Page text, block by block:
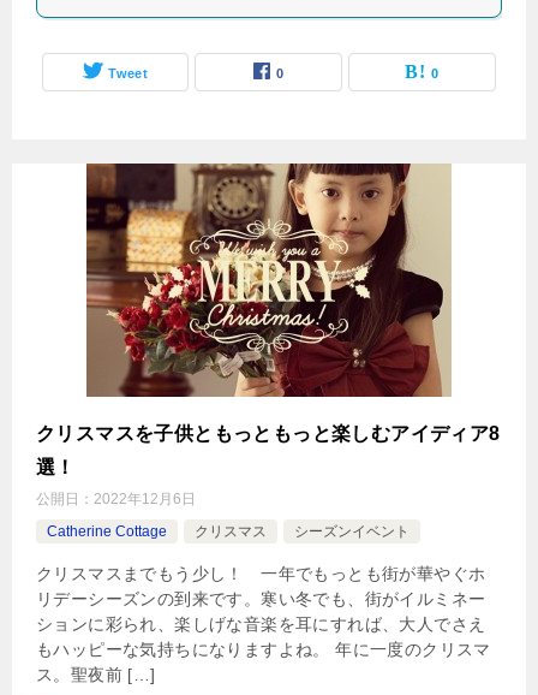
Tweet 0 0
クリスマスを子供ともっともっと楽しむアイディア8
選！
公開日： 2022年12月6日
Catherine Cottage
クリスマス シーズンイベント
クリスマスまでもう少し！ 一年でもっとも街が華やぐホ
リデーシーズンの到来です。寒い冬でも、街がイルミネー
ションに彩られ、楽しげな音楽を耳にすれば、大人でさえ
もハッピーな気持ちになりますよね。 年に一度のクリスマ
ス。聖夜前 […]